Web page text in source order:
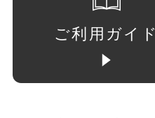
ご利用ガイド